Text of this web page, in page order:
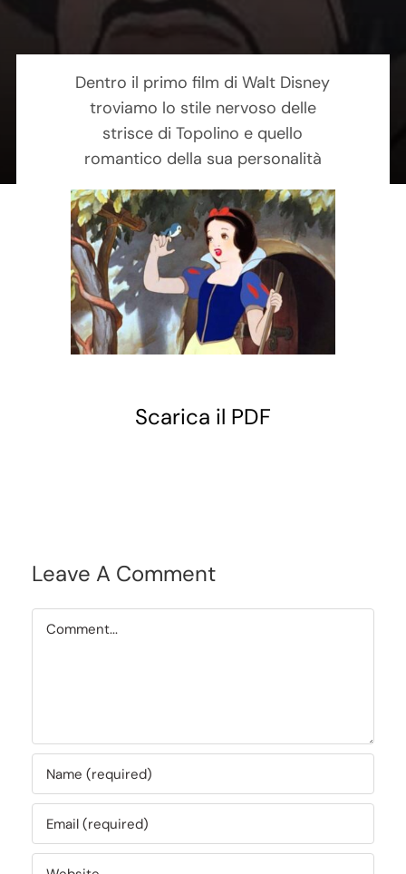
Dentro il primo film di Walt Disney
troviamo lo stile nervoso delle
strisce di Topolino e quello
romantico della sua personalità
Scarica il PDF
Leave A Comment
Comment